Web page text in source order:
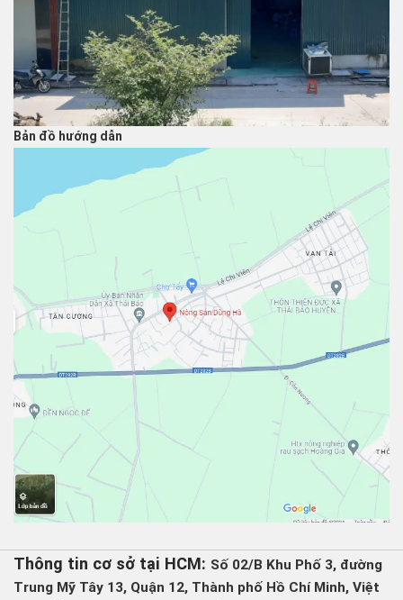
Bản đồ hướng dẫn
Thông tin cơ sở tại HCM: Số 02/B Khu Phố 3, đường
Trung Mỹ Tây 13, Quận 12, Thành phố Hồ Chí Minh, Việt